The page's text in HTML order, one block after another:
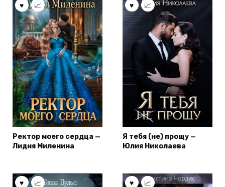
Ректор моего сердца —
Лидия Миленина
Я тебя (не) прощу —
Юлия Николаева